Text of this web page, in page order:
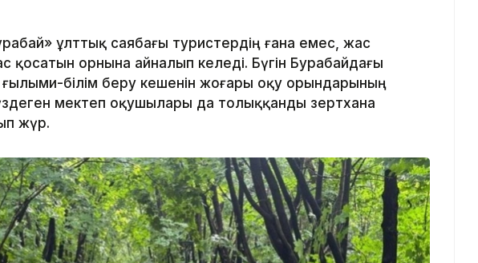
ұлттық саябағы туристердің ғана емес, жас
қосатын орнына айналып келеді. Бүгін Бурабайдағы
білім беру кешенін жоғары оқу орындарының
мектеп оқушылары да толыққанды зертхана
жүр.